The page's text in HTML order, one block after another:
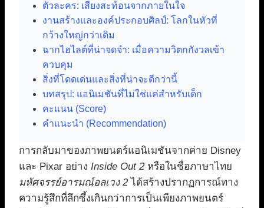
ตัวละคร: เสียงสะท้อนจากภายในใจ
งานสร้างและองค์ประกอบศิลป์: โลกในหัวที่
กว้างใหญ่กว่าเดิม
ฉากไฮไลต์ที่น่าจดจำ: เมื่อความวิตกกังวลเข้า
ควบคุม
สิ่งที่โดดเด่นและสิ่งที่น่าจะดีกว่านี้
บทสรุป: แอนิเมชันที่ไม่ใช่แค่สำหรับเด็ก
คะแนน (Score)
คำแนะนำ (Recommendation)
การกลับมาของภาพยนตร์แอนิเมชันจากค่าย Disney
และ Pixar อย่าง Inside Out 2หรือในชื่อภาษาไทย
มหัศจรรย์อารมณ์อลเวง 2ได้สร้างปรากฏการณ์ทาง
ความรู้สึกที่ลึกซึ้งเกินกว่าการเป็นเพียงภาพยนตร์